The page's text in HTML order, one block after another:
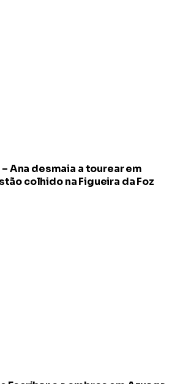
– Ana desmaia a tourear em
colhido na Figueira da Foz